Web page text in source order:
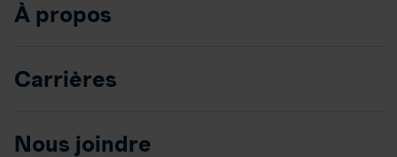
À propos
Carrières
Nous joindre